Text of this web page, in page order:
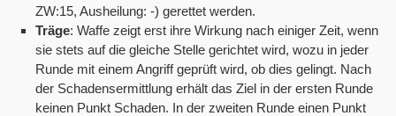
ZW:15, Ausheilung: -) gerettet werden.
Träge: Waffe zeigt erst ihre Wirkung nach einiger Zeit, wenn
sie stets auf die gleiche Stelle gerichtet wird, wozu in jeder
Runde mit einem Angriff geprüft wird, ob dies gelingt. Nach
der Schadensermittlung erhält das Ziel in der ersten Runde
keinen Punkt Schaden. In der zweiten Runde einen Punkt